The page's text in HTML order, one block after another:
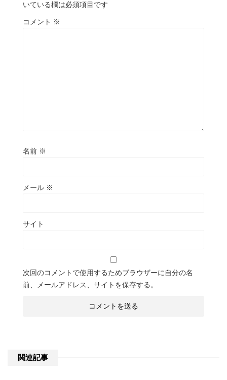
いている欄は必須項目です
コメント ※
名前 ※
メール ※
サイト
次回のコメントで使用するためブラウザーに自分の名
前、メールアドレス、サイトを保存する。
関連記事